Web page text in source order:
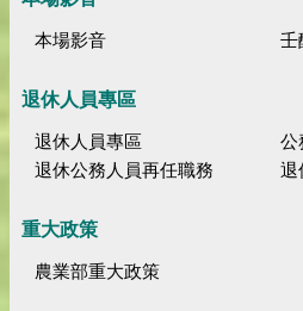
本場影音 壬
退休人員專區
退休人員專區
公
退休公務人員再任職務
退
重大政策
農業部重大政策